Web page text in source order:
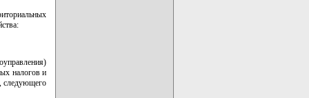
налогов и
следующего